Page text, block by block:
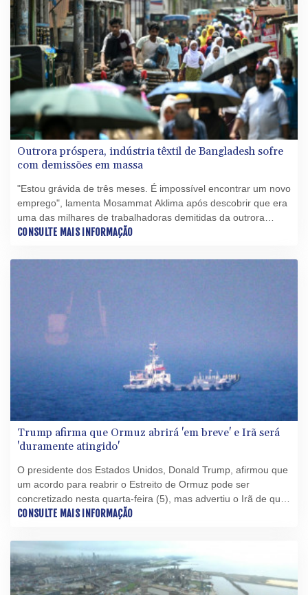
Outrora próspera, indústria têxtil de Bangladesh sofre
com demissões em massa
"Estou grávida de três meses. É impossível encontrar um novo
emprego", lamenta Mosammat Aklima após descobrir que era
uma das milhares de trabalhadoras demitidas da outrora
próspera, porém agora fragilizada, indústria têxtil de
CONSULTE MAIS INFORMAÇÃO
Trump afirma que Ormuz abrirá 'em breve' e Irã será
'duramente atingido'
O presidente dos Estados Unidos, Donald Trump, afirmou que
um acordo para reabrir o Estreito de Ormuz pode ser
concretizado nesta quarta-feira (5), mas advertiu o Irã de que
será "duramente atingido" caso as negociações fracassem.
CONSULTE MAIS INFORMAÇÃO